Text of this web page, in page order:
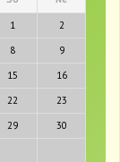
1
2
8
9
15
16
22
23
29
30